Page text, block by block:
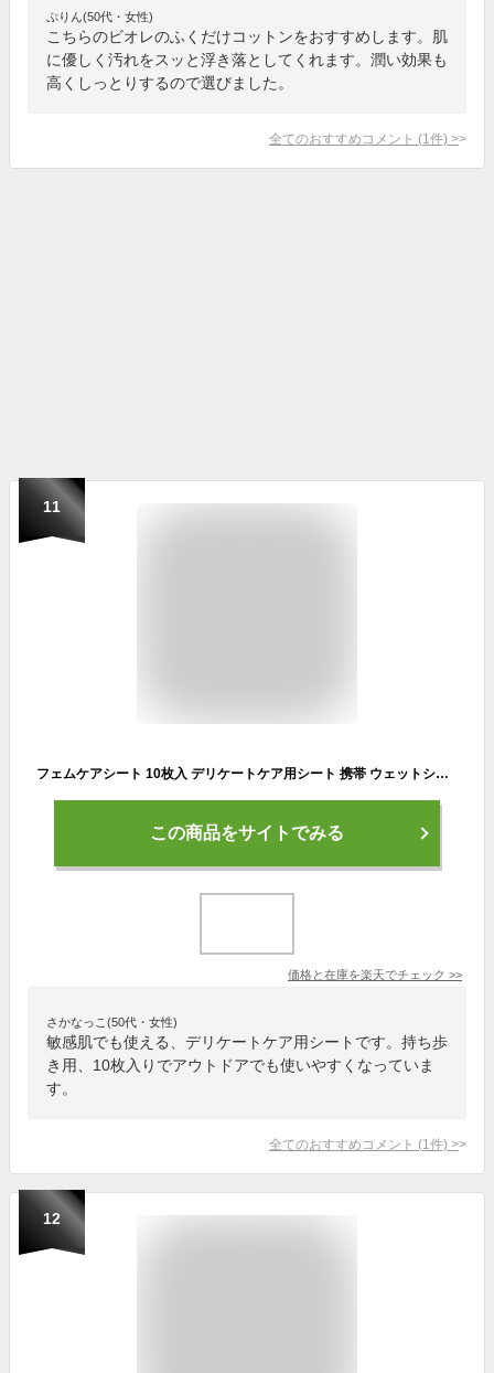
ぷりん(50代・女性)
こちらのビオレのふくだけコットンをおすすめします。肌
に優しく汚れをスッと浮き落としてくれます。潤い効果も
高くしっとりするので選びました。
全てのおすすめコメント (1 件) >
11
フェムケアシート 10枚入 デリケートケア用シート 携帯 ウェットシートタイプ 女性用 持ち歩き かゆみ におい 臭い 生理 おりものシート 敏感肌 アウトドア 携帯用 シート
この商品をサイトでみる
価格と在庫を楽天でチェック >>
さかなっこ(50代・女性)
敏感肌でも使える、デリケートケア用シートです。持ち歩
き用、10枚入りでアウトドアでも使いやすくなっていま
す。
全てのおすすめコメント (1 件) >
12